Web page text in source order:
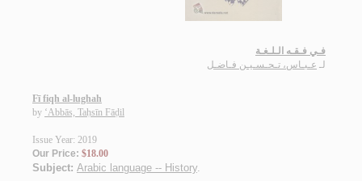
فـي فـقـه الـلـغـة
لـ عـبـاس، تـحـسـيـن فـاضـل
Fī fiqh al-lughah
by ‘Abbās, Taḥsīn Fāḍil
Issue Year: 2019
Our Price: $18.00
Subject: Arabic language -- History.